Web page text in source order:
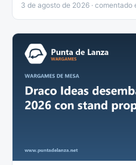
3 de agosto de 2026 · comentado